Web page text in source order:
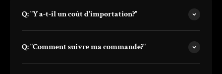
Q: "Y a-t-il un coût d'importation?"
Q: "Comment suivre ma commande?"